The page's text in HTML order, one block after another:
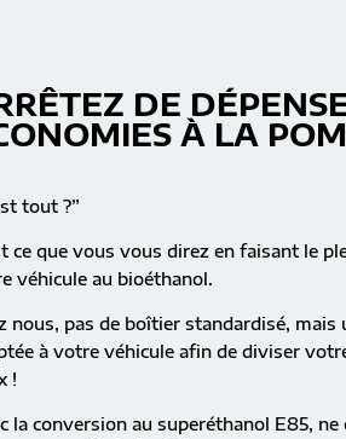
DE
À LA
tout ?”
ce que vous vous direz en faisant le
véhicule au bioéthanol.
nous, pas de boîtier standardisé,
à votre véhicule afin de diviser
!
la conversion au superéthanol E85,